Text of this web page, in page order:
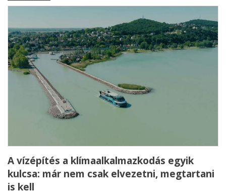
A vízépítés a klímaalkalmazkodás egyik
kulcsa: már nem csak elvezetni, megtartani
is kell